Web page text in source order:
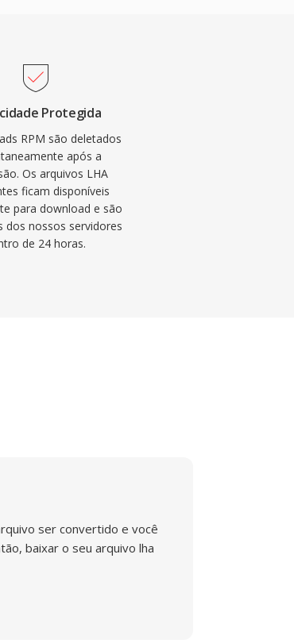
Protegida
RPM são deletados
após a
Os arquivos LHA
ficam disponíveis
para download e são
dos nossos servidores
de 24 horas.
ser convertido e você
baixar o seu arquivo lha